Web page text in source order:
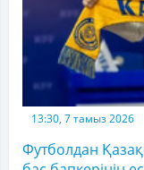
13:30, 7 тамыз 2026
Футболдан